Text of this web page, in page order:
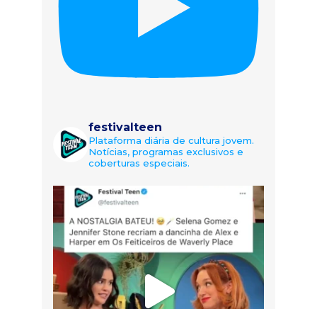
festivalteen
Plataforma diária de cultura jovem.
Notícias, programas exclusivos e
coberturas especiais.